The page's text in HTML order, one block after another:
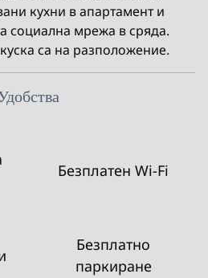
кухни в апартамент и
социална мрежа в сряда.
са на разположение.
Безплатен Wi-Fi
Безплатно
паркиране